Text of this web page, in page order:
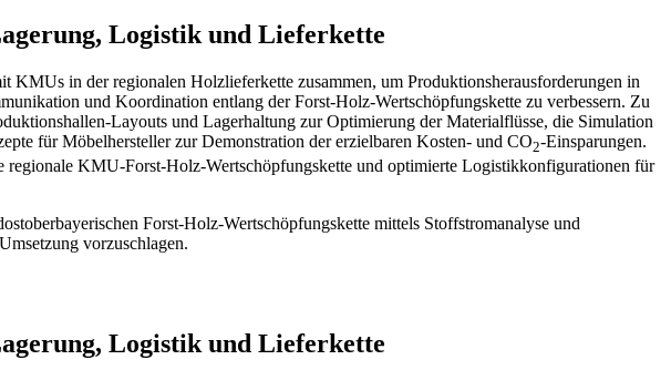
Logistik und Lieferkette
KMUs in der regionalen Holzlieferkette zusammen, um Produktionsherausforderungen in
und Koordination entlang der Forst-Holz-Wertschöpfungskette zu verbessern. Zu
Layouts und Lagerhaltung zur Optimierung der Materialflüsse, die Simulation
für Möbelhersteller zur Demonstration der erzielbaren Kosten- und CO2-Einsparungen.
KMU-Forst-Holz-Wertschöpfungskette und optimierte Logistikkonfigurationen für
Forst-Holz-Wertschöpfungskette mittels Stoffstromanalyse und
vorzuschlagen.
Logistik und Lieferkette